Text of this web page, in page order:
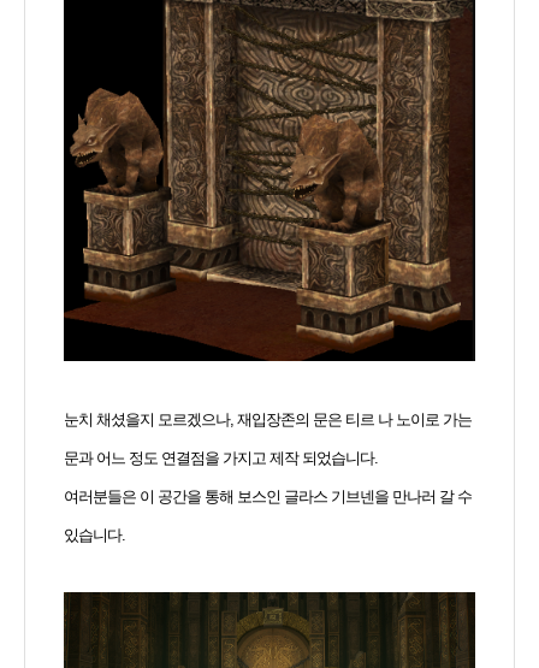
눈치 채셨을지 모르겠으나, 재입장존의 문은 티르 나 노이로 가는
문과 어느 정도 연결점을 가지고 제작 되었습니다.
여러분들은 이 공간을 통해 보스인 글라스 기브넨을 만나러 갈 수
있습니다.